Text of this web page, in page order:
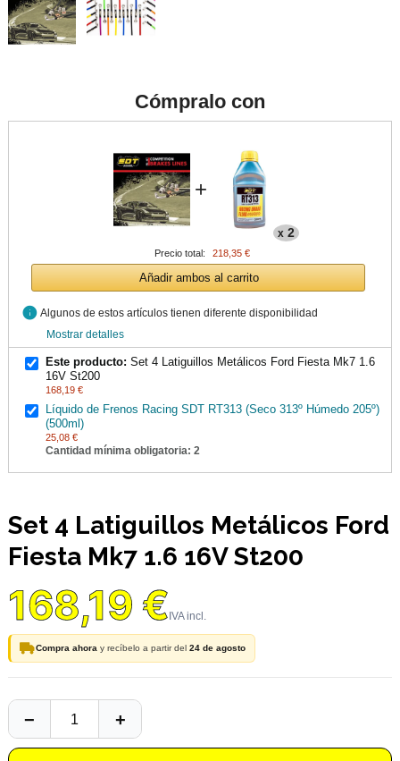
Cómpralo con
+
x 2
Precio total: 218,35 €
Añadir ambos al carrito
info Algunos de estos artículos tienen diferente disponibilidad
Mostrar detalles
Este producto: Set 4 Latiguillos Metálicos Ford Fiesta Mk7 1.6
16V St200
168,19 €
Líquido de Frenos Racing SDT RT313 (Seco 313º Húmedo 205º)
(500ml)
25,08 €
Cantidad mínima obligatoria: 2
Set 4 Latiguillos Metálicos Ford
Fiesta Mk7 1.6 16V St200
168,19 €
Compra ahora y recíbelo a partir del 24 de agosto